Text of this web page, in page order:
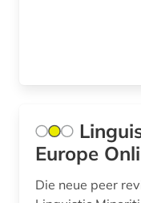
wörterbuch (15)
Europe
Die neue peer